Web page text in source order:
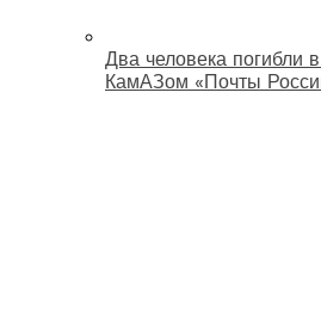
Два человека погибли
КамАЗом «Почты